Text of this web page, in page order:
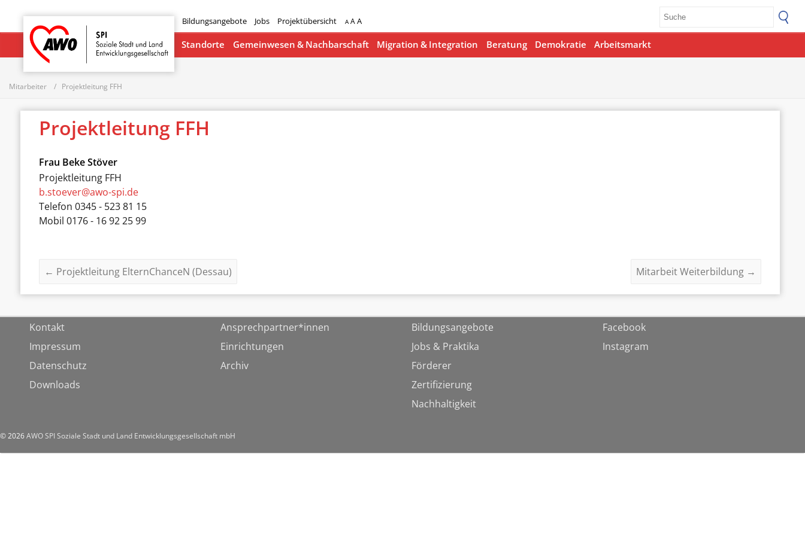
Bildungsangebote Jobs Projektübersicht A AA
Startseite
Standorte Gemeinwesen & Nachbarschaft Migration & Integration Beratung Demokratie Arbeitsmarkt
Mitarbeiter Projektleitung FFH
Projektleitung FFH
Frau Beke Stöver
Projektleitung FFH
b.stoever@awo-spi.de
Telefon0345 - 523 81 15
Mobil0176 - 16 92 25 99
← Projektleitung ElternChanceN (Dessau) Mitarbeit Weiterbildung →
Kontakt
Impressum
Datenschutz
Downloads
Ansprechpartner*innen
Einrichtungen
Archiv
Bildungsangebote
Jobs & Praktika
Förderer
Zertifizierung
Nachhaltigkeit
Facebook
Instagram
© 2026AWO SPI Soziale Stadt und Land Entwicklungsgesellschaft mbH